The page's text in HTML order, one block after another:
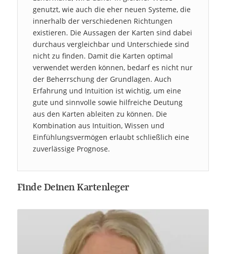
genutzt, wie auch die eher neuen Systeme, die
innerhalb der verschiedenen Richtungen
existieren. Die Aussagen der Karten sind dabei
durchaus vergleichbar und Unterschiede sind
nicht zu finden. Damit die Karten optimal
verwendet werden können, bedarf es nicht nur
der Beherrschung der Grundlagen. Auch
Erfahrung und Intuition ist wichtig, um eine
gute und sinnvolle sowie hilfreiche Deutung
aus den Karten ableiten zu können. Die
Kombination aus Intuition, Wissen und
Einfühlungsvermögen erlaubt schließlich eine
zuverlässige Prognose.
Finde Deinen Kartenleger